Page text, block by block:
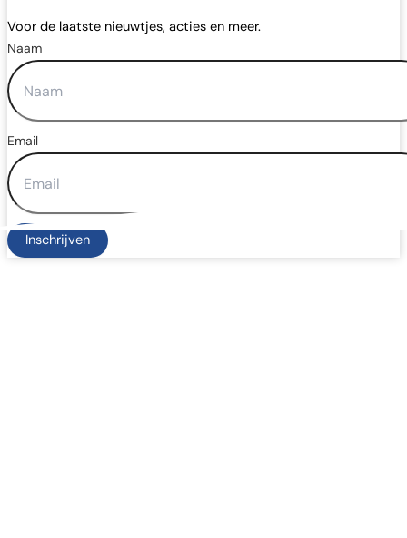
Voor de laatste nieuwtjes, acties en meer.
Naam
Email
Inschrijven